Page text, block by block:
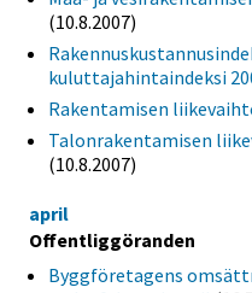
(10.8.2007)
kuluttajahintaindeksi
Rakentamisen
Talonrakentamisen
(10.8.2007)
april
Offentliggöranden
Byggföretagens